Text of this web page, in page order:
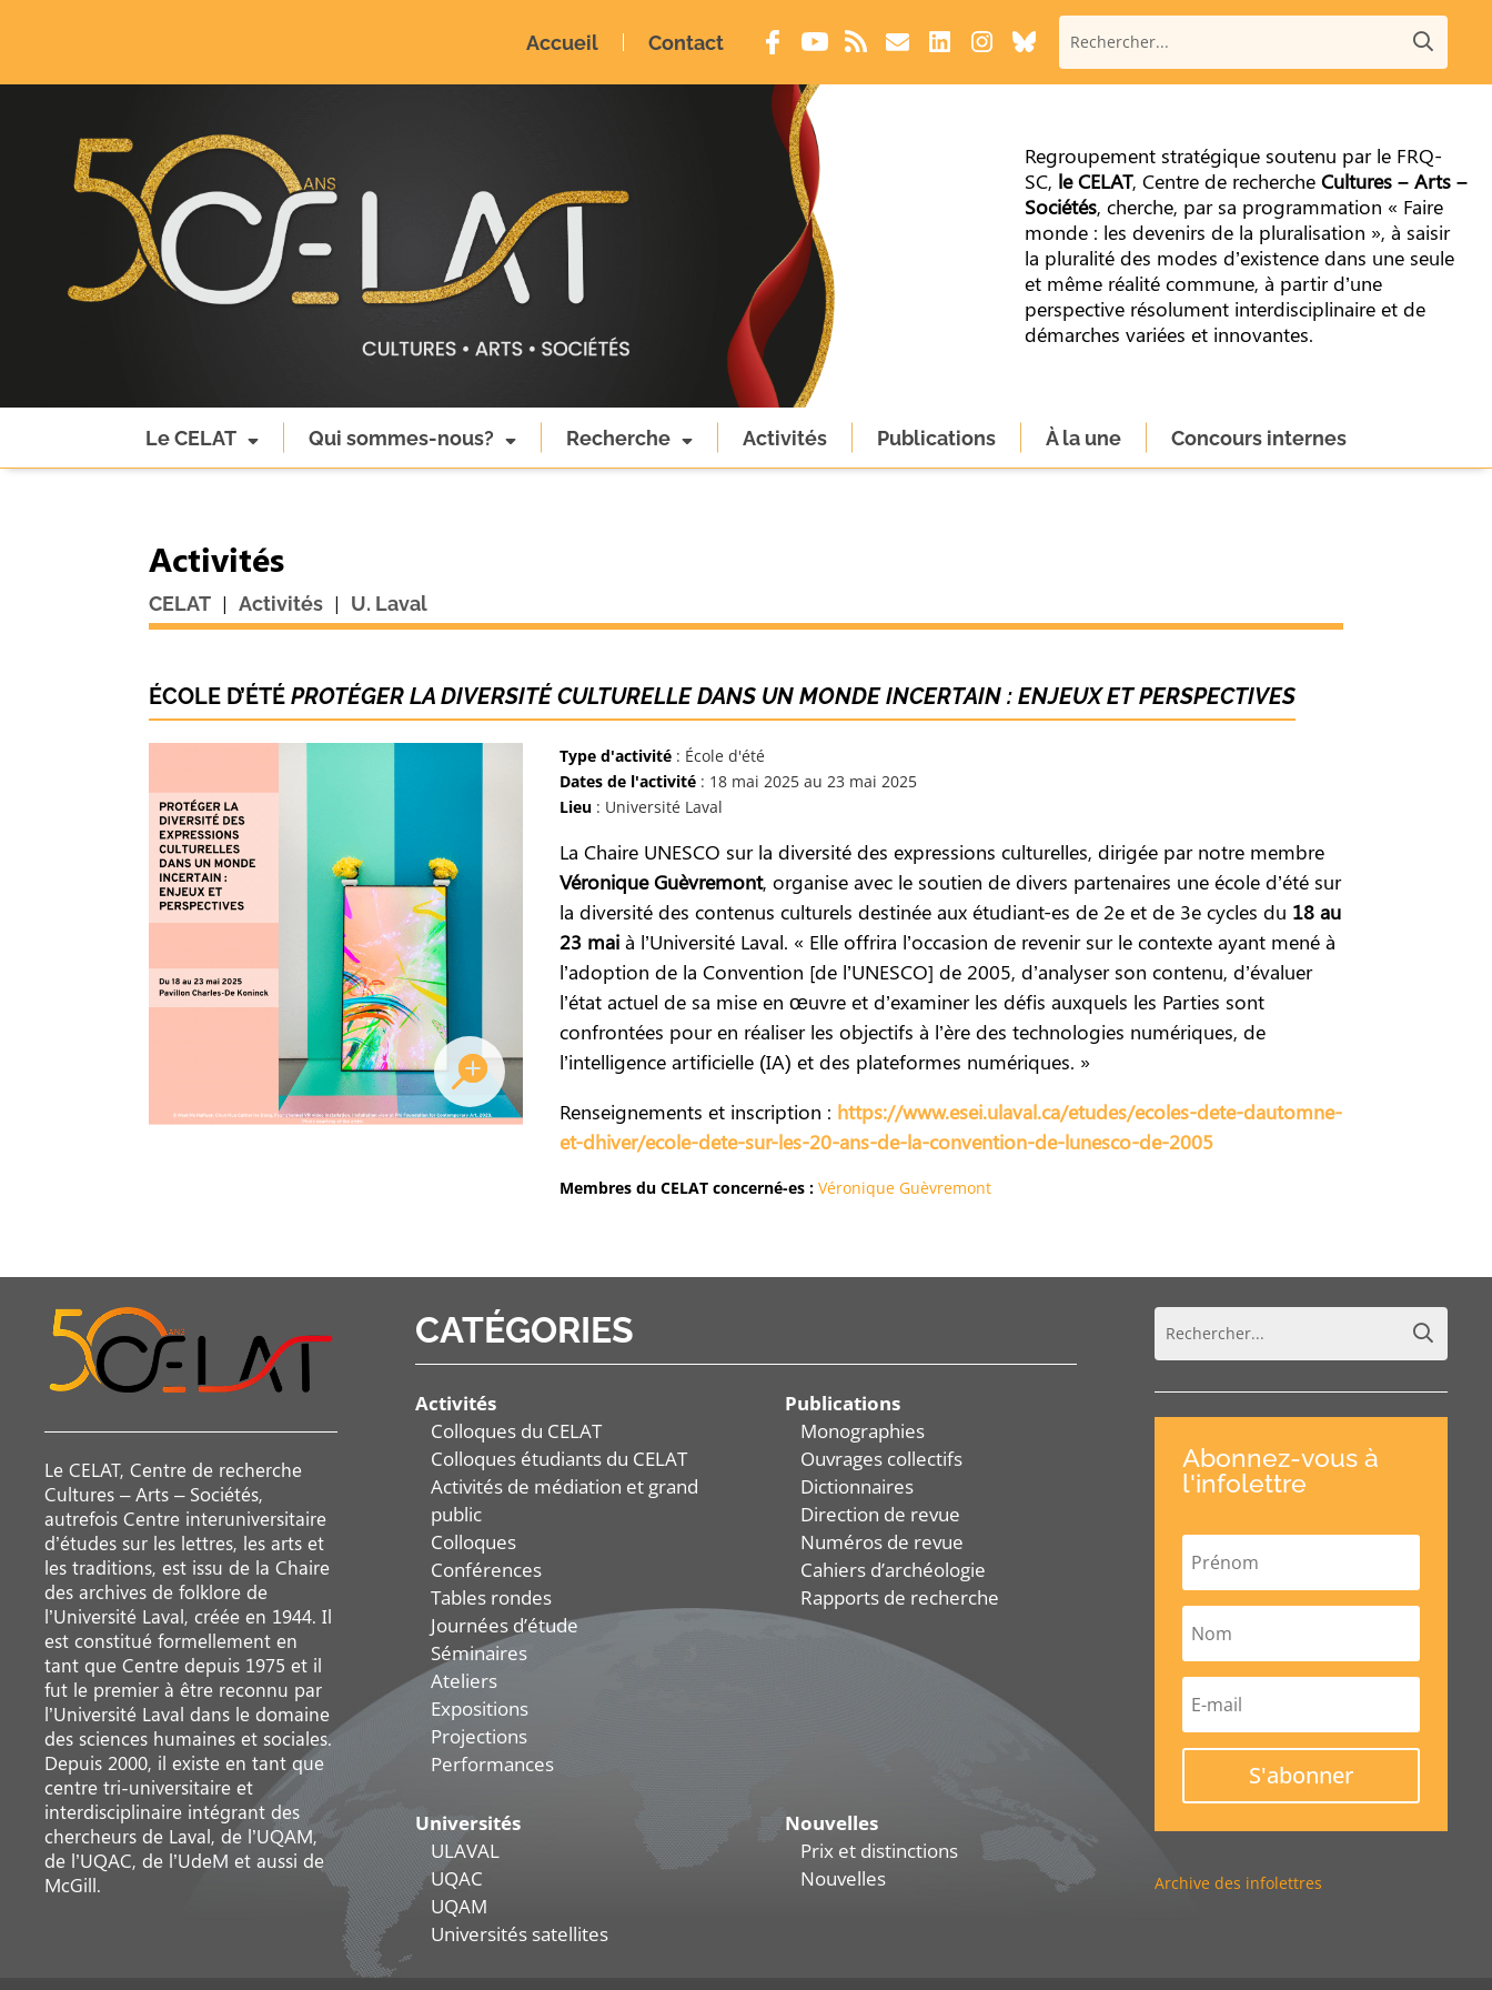
Accueil Contact
Regroupement stratégique soutenu par le FRQ-
SC, le CELAT, Centre de recherche Cultures – Arts –
Sociétés, cherche, par sa programmation « Faire
monde : les devenirs de la pluralisation », à saisir
la pluralité des modes d’existence dans une seule
et même réalité commune, à partir d’une
perspective résolument interdisciplinaire et de
démarches variées et innovantes.
Le CELAT Qui sommes-nous? Recherche Activités Publications À la une Concours internes
Activités
CELAT | Activités | U. Laval
ÉCOLE D’ÉTÉPROTÉGER LA DIVERSITÉ CULTURELLE DANS UN MONDE INCERTAIN : ENJEUX ET PERSPECTIVES
Type d'activité: École d'été
Dates de l'activité: 18 mai 2025 au 23 mai 2025
Lieu: Université Laval
La Chaire UNESCO sur la diversité des expressions culturelles, dirigée par notre membre
Véronique Guèvremont, organise avec le soutien de divers partenaires une école d’été sur
la diversité des contenus culturels destinée aux étudiant-es de 2e et de 3e cycles du 18 au
23 maià l’Université Laval. « Elle offrira l’occasion de revenir sur le contexte ayant mené à
l’adoption de la Convention [de l’UNESCO] de 2005, d’analyser son contenu, d’évaluer
l’état actuel de sa mise en œuvre et d’examiner les défis auxquels les Parties sont
confrontées pour en réaliser les objectifs à l’ère des technologies numériques, de
l’intelligence artificielle (IA) et des plateformes numériques. »
Renseignements et inscription : https://www.esei.ulaval.ca/etudes/ecoles-dete-dautomne-
et-dhiver/ecole-dete-sur-les-20-ans-de-la-convention-de-lunesco-de-2005
Membres du CELAT concerné-es : Véronique Guèvremont
Le CELAT, Centre de recherche
Cultures – Arts – Sociétés,
autrefois Centre interuniversitaire
d’études sur les lettres, les arts et
les traditions, est issu de la Chaire
des archives de folklore de
l’Université Laval, créée en 1944. Il
est constitué formellement en
tant que Centre depuis 1975 et il
fut le premier à être reconnu par
l’Université Laval dans le domaine
des sciences humaines et sociales.
Depuis 2000, il existe en tant que
centre tri-universitaire et
interdisciplinaire intégrant des
chercheurs de Laval, de l’UQAM,
de l’UQAC, de l’UdeM et aussi de
McGill.
CATÉGORIES
Activités
Colloques du CELAT
Colloques étudiants du CELAT
Activités de médiation et grand
public
Colloques
Conférences
Tables rondes
Journées d’étude
Séminaires
Ateliers
Expositions
Projections
Performances
Publications
Monographies
Ouvrages collectifs
Dictionnaires
Direction de revue
Numéros de revue
Cahiers d’archéologie
Rapports de recherche
Universités
ULAVAL
UQAC
UQAM
Universités satellites
Nouvelles
Prix et distinctions
Nouvelles
Abonnez-vous à
l'infolettre
S'abonner
Archive des infolettres